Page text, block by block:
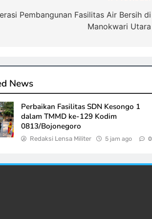
Pembangunan Fasilitas Air Bersih di
Manokwari Utara
News
Perbaikan Fasilitas SDN Kesongo 1
dalam TMMD ke-129 Kodim
0813/Bojonegoro
Redaksi Lensa Militer 5 jam ago 0